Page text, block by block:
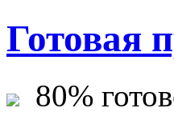
Готовая
80%